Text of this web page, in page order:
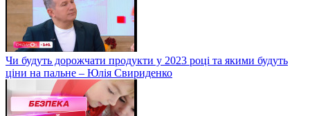
Чи будуть дорожчати продукти у 2023 році та якими будуть
ціни на пальне – Юлія Свириденко